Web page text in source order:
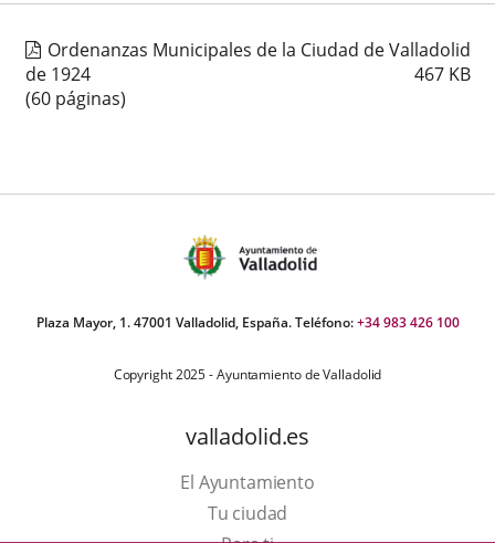
Ordenanzas Municipales de la Ciudad de Valladolid
de 1924
467 KB
(60 páginas)
Plaza Mayor, 1. 47001 Valladolid, España. Teléfono:+34 983 426 100
Copyright 2025 - Ayuntamiento de Valladolid
valladolid.es
El Ayuntamiento
Tu ciudad